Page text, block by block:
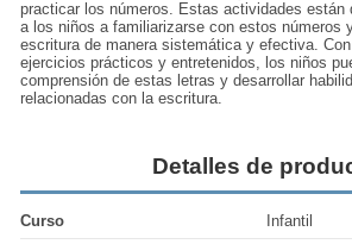
practicar los números. Estas actividades están
a los niños a familiarizarse con estos números
escritura de manera sistemática y efectiva.
ejercicios prácticos y entretenidos, los niños
comprensión de estas letras y desarrollar
relacionadas con la escritura.
Detalles de
Curso
Infantil